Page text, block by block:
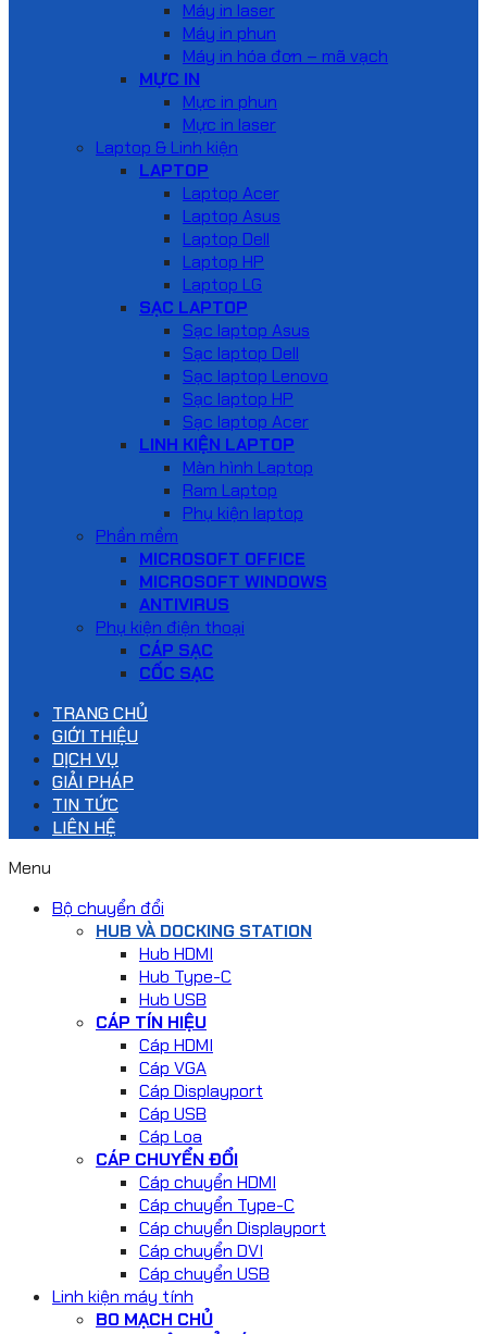
Máy in laser
Máy in phun
Máy in hóa đơn – mã vạch
MỰC IN
Mực in phun
Mực in laser
Laptop & Linh kiện
LAPTOP
Laptop Acer
Laptop Asus
Laptop Dell
Laptop HP
Laptop LG
SẠC LAPTOP
Sạc laptop Asus
Sạc laptop Dell
Sạc laptop Lenovo
Sạc laptop HP
Sạc laptop Acer
LINH KIỆN LAPTOP
Màn hình Laptop
Ram Laptop
Phụ kiện laptop
Phần mềm
MICROSOFT OFFICE
MICROSOFT WINDOWS
ANTIVIRUS
Phụ kiện điện thoại
CÁP SẠC
CỐC SẠC
TRANG CHỦ
GIỚI THIỆU
DỊCH VỤ
GIẢI PHÁP
TIN TỨC
LIÊN HỆ
Menu
Bộ chuyển đổi
HUB VÀ DOCKING STATION
Hub HDMI
Hub Type-C
Hub USB
CÁP TÍN HIỆU
Cáp HDMI
Cáp VGA
Cáp Displayport
Cáp USB
Cáp Loa
CÁP CHUYỂN ĐỔI
Cáp chuyển HDMI
Cáp chuyển Type-C
Cáp chuyển Displayport
Cáp chuyển DVI
Cáp chuyển USB
Linh kiện máy tính
BO MẠCH CHỦ